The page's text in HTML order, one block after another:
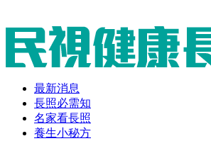
最新消息
長照必需知
名家看長照
養生小秘方